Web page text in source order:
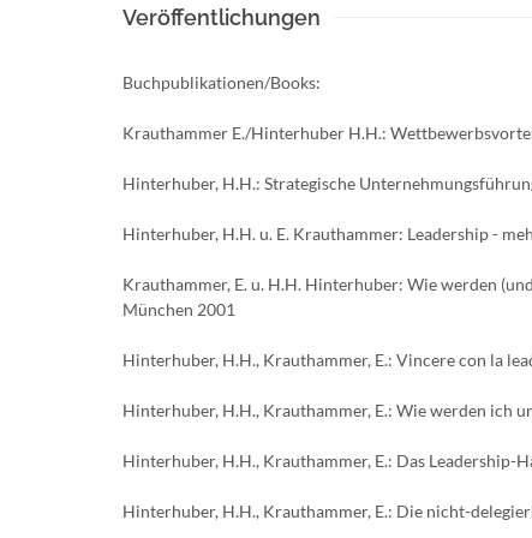
Veröffentlichungen
Buchpublikationen/Books:
Krauthammer E./Hinterhuber H.H.:
Hinterhuber, H.H.: Strategische
Hinterhuber, H.H. u. E. Krauthammer: Leadership -
Krauthammer, E. u. H.H. Hinterhuber: Wie werden
München 2001
Hinterhuber, H.H., Krauthammer, E.: Vincere con la
Hinterhuber, H.H., Krauthammer, E.: Wie werden ich
Hinterhuber, H.H., Krauthammer, E.: Das Leadership-
Hinterhuber, H.H., Krauthammer, E.: Die nicht-